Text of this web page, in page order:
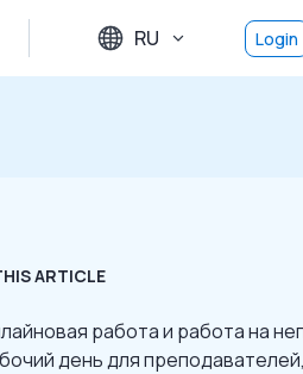
RU Login
ARTICLE
работа и работа на
день для преподавателей,